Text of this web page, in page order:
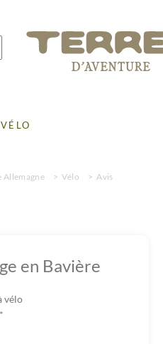
Allemagne Vélo Avis
en Bavière
vélo
*